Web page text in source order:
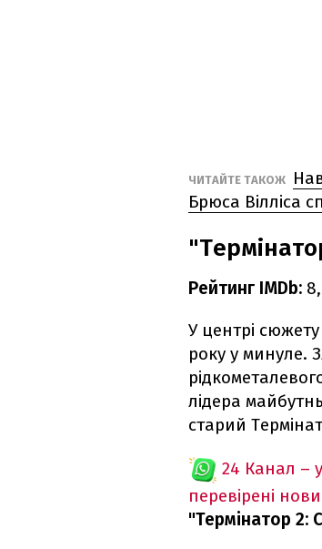
ЧИТАЙТЕ ТАКОЖ
Брюса Вілліса
Рейтинг IMDb:
У центрі
року у минуле.
лідера
старий
24 Канал –
перевірені
"Термінатор 2: